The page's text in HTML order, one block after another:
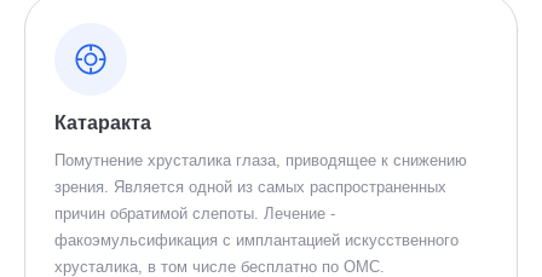
Катаракта
Помутнение хрусталика глаза, приводящее к снижению
зрения. Является одной из самых распространенных
причин обратимой слепоты. Лечение -
факоэмульсификация с имплантацией искусственного
хрусталика, в том числе бесплатно по ОМС.